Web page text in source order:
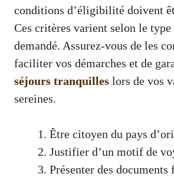
conditions d’éligibilité doivent
Ces critères varient selon le type
demandé. Assurez-vous de les
faciliter vos démarches et de
séjours tranquilles lors de vos
sereines.
Être citoyen du pays
Justifier d’un motif de
Présenter des documents